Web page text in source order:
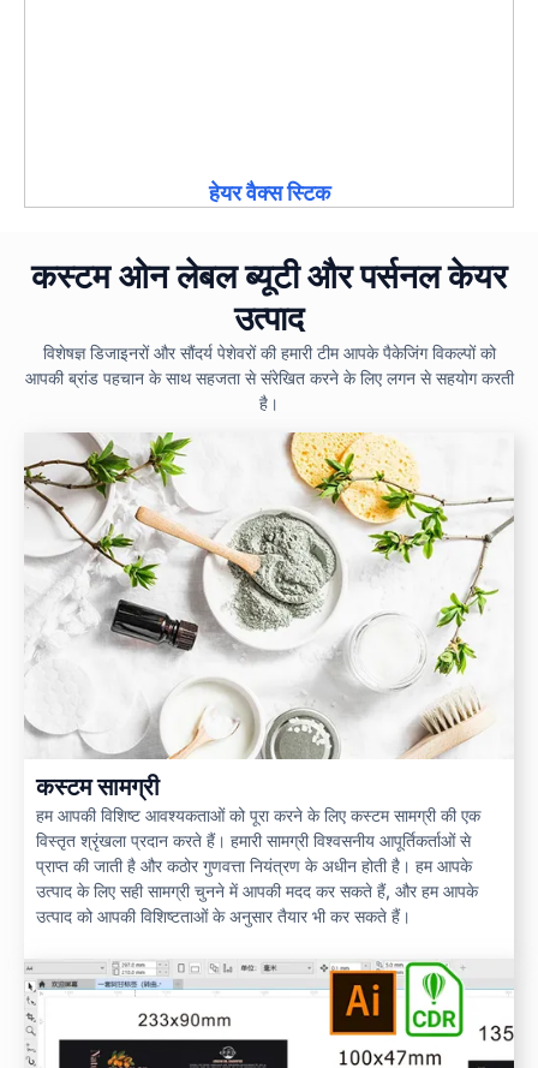
हेयर वैक्स स्टिक
कस्टम ओन लेबल ब्यूटी और पर्सनल केयर
उत्पाद
विशेषज्ञ डिजाइनरों और सौंदर्य पेशेवरों की हमारी टीम आपके पैकेजिंग विकल्पों को
आपकी ब्रांड पहचान के साथ सहजता से संरेखित करने के लिए लगन से सहयोग करती
है।
कस्टम सामग्री
हम आपकी विशिष्ट आवश्यकताओं को पूरा करने के लिए कस्टम सामग्री की एक
विस्तृत श्रृंखला प्रदान करते हैं। हमारी सामग्री विश्वसनीय आपूर्तिकर्ताओं से
प्राप्त की जाती है और कठोर गुणवत्ता नियंत्रण के अधीन होती है। हम आपके
उत्पाद के लिए सही सामग्री चुनने में आपकी मदद कर सकते हैं, और हम आपके
उत्पाद को आपकी विशिष्टताओं के अनुसार तैयार भी कर सकते हैं।